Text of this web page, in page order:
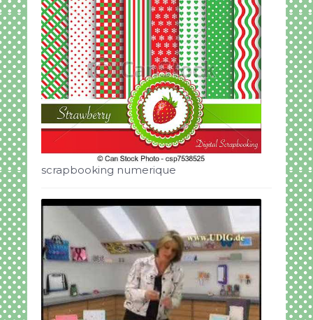
scrapbooking numerique